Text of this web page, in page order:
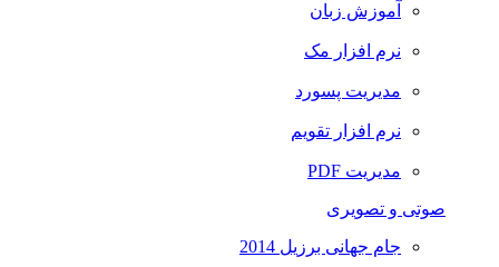
آموزش زبان
نرم افزار مک
مدیریت پسورد
نرم افزار تقویم
مدیریت PDF
صوتی و تصویری
جام جهانی برزیل 2014